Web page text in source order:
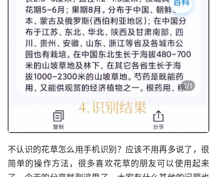
不认识的花草怎么用手机识别？应该不用再多说了，很
简单的操作方法，很多喜欢花草的朋友可以使用起来